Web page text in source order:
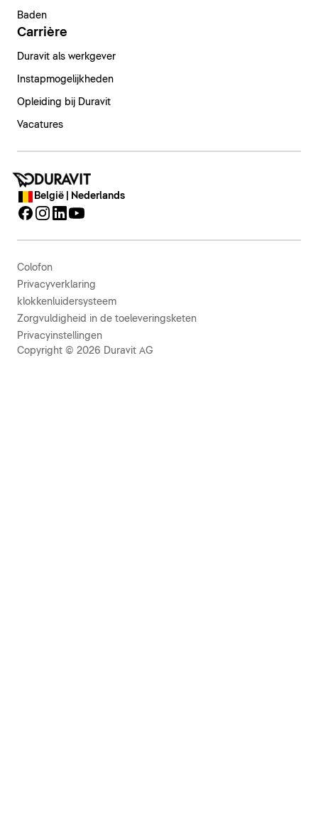
Baden
Carrière
Duravit als werkgever
Instapmogelijkheden
Opleiding bij Duravit
Vacatures
België | Nederlands
Colofon
Privacyverklaring
klokkenluidersysteem
Zorgvuldigheid in de toeleveringsketen
Privacyinstellingen
Copyright © 2026 Duravit AG